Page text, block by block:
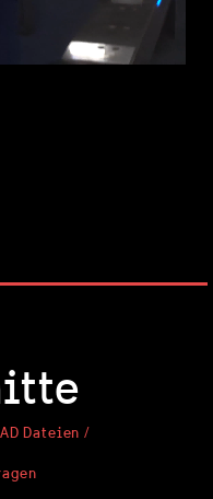
Dateien /